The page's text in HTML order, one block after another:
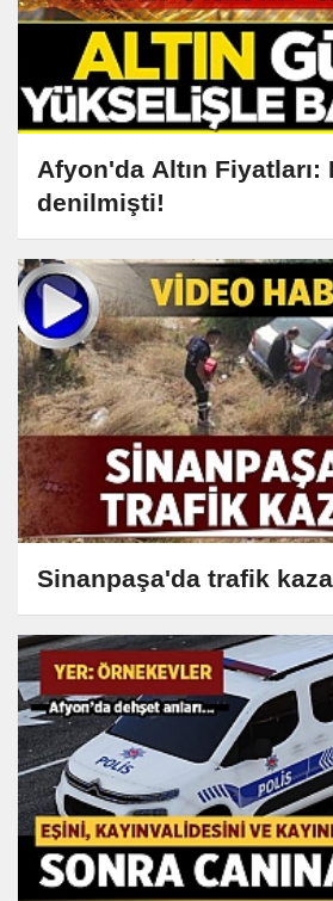
Afyon'da Altın
denilmişti!
Sinanpaşa'da trafik